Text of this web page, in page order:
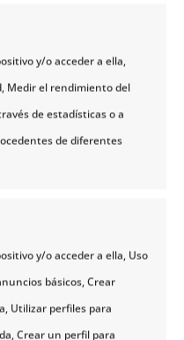
y/o acceder a ella,
Medir el rendimiento del
de estadísticas o a
de diferentes
y/o acceder a ella, Uso
básicos, Crear
Utilizar perfiles para
Crear un perfil para